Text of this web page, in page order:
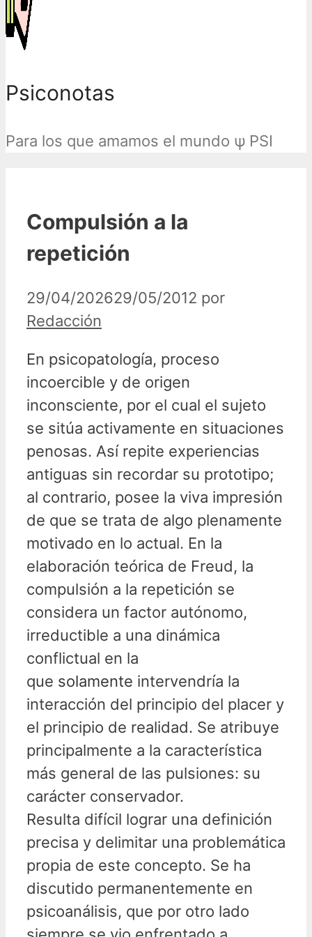
Psiconotas
Para los que amamos el mundo ψ PSI
Compulsión a la
repetición
29/04/202629/05/2012 por
Redacción
En psicopatología, proceso
incoercible y de origen
inconsciente, por el cual el sujeto
se sitúa activamente en situaciones
penosas. Así repite experiencias
antiguas sin recordar su prototipo;
al contrario, posee la viva impresión
de que se trata de algo plenamente
motivado en lo actual. En la
elaboración teórica de Freud, la
compulsión a la repetición se
considera un factor autónomo,
irreductible a una dinámica
conflictual en la
que solamente intervendría la
interacción del principio del placer y
el principio de realidad. Se atribuye
principalmente a la característica
más general de las pulsiones: su
carácter conservador.
Resulta difícil lograr una definición
precisa y delimitar una problemática
propia de este concepto. Se ha
discutido permanentemente en
psicoanálisis, que por otro lado